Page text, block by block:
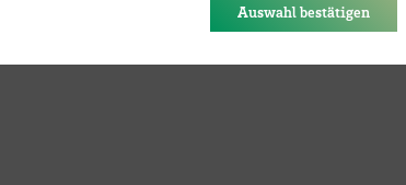
Auswahl bestätigen